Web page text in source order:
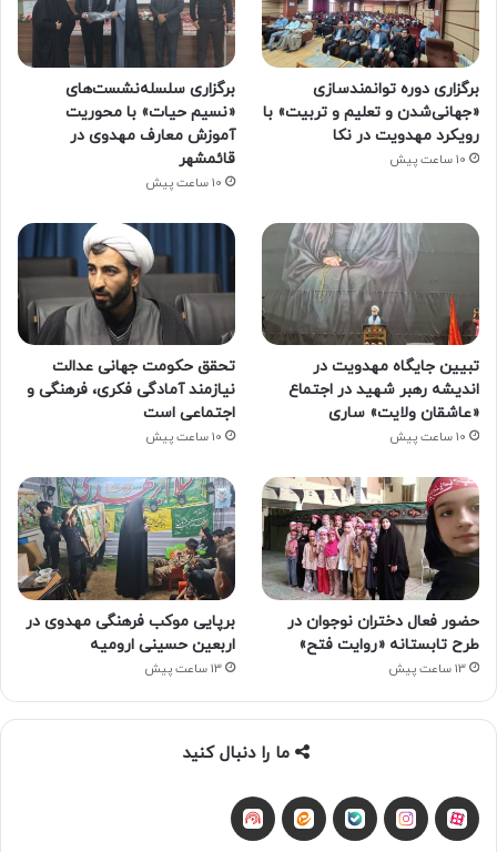
برگزاری دوره توانمندسازی
«جهانی‌شدن و تعلیم و تربیت» با
رویکرد مهدویت در نکا
10 ساعت پیش
برگزاری سلسله‌نشست‌های
«نسیم حیات» با محوریت
آموزش معارف مهدوی در
قائمشهر
10 ساعت پیش
تبیین جایگاه مهدویت در
اندیشه رهبر شهید در اجتماع
«عاشقان ولایت» ساری
10 ساعت پیش
تحقق حکومت جهانی عدالت
نیازمند آمادگی فکری، فرهنگی و
اجتماعی است
10 ساعت پیش
حضور فعال دختران نوجوان در
طرح تابستانه «روایت فتح»
13 ساعت پیش
برپایی موکب فرهنگی مهدوی در
اربعین حسینی ارومیه
13 ساعت پیش
ما را دنبال کنید
آپاراتاینستاگرام
بله ایتا شنوتو